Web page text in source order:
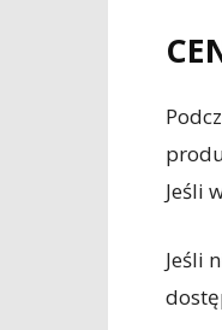
Jeśli
Jeśli